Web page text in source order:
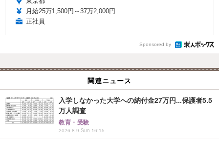
月給25万1,500円～37万2,000円
正社員
Sponsored by
関連ニュース
入学しなかった大学への納付金27万円...保護者5.5
万人調査
教育・受験
2026.8.9 Sun 16:15